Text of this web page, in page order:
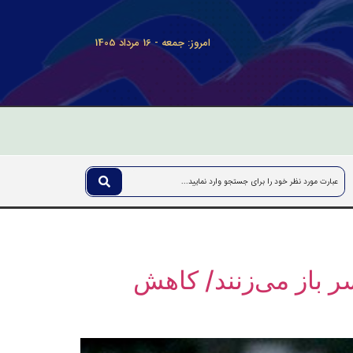
امروز: جمعه - 16 مرداد 1405
مرخصی ۹ماهه زایمان سر باز می‌زنند/ کاهش